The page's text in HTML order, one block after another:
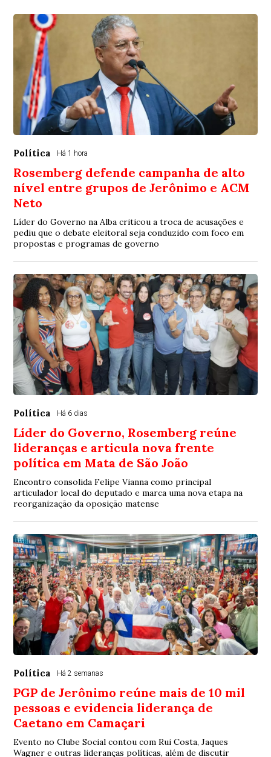
Política Há 1 hora
Rosemberg defende campanha de alto
nível entre grupos de Jerônimo e ACM
Neto
Líder do Governo na Alba criticou a troca de acusações e
pediu que o debate eleitoral seja conduzido com foco em
propostas e programas de governo
Política Há 6 dias
Líder do Governo, Rosemberg reúne
lideranças e articula nova frente
política em Mata de São João
Encontro consolida Felipe Vianna como principal
articulador local do deputado e marca uma nova etapa na
reorganização da oposição matense
Política Há 2 semanas
PGP de Jerônimo reúne mais de 10 mil
pessoas e evidencia liderança de
Caetano em Camaçari
Evento no Clube Social contou com Rui Costa, Jaques
Wagner e outras lideranças políticas, além de discutir